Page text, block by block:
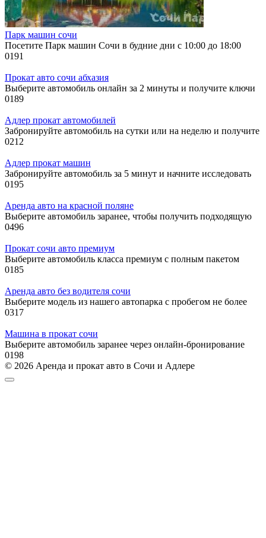
Парк машин сочи
Посетите Парк машин Сочи в будние дни с 10:00 до 18:00
0191
Прокат авто сочи абхазия
Выберите автомобиль онлайн за 2 минуты и получите ключи
0189
Адлер прокат автомобилей
Забронируйте автомобиль на сутки или на неделю и получите
0212
Адлер прокат машин
Забронируйте автомобиль за 5 минут и начните исследовать
0195
Аренда авто на красной поляне
Выберите автомобиль заранее, чтобы получить подходящую
0496
Прокат сочи авто премиум
Выберите автомобиль класса премиум с полным пакетом
0185
Аренда авто без водителя сочи
Выберите модель из нашего автопарка с пробегом не более
0317
Машина в прокат сочи
Выберите автомобиль заранее через онлайн-бронирование
0198
© 2026 Аренда и прокат авто в Сочи и Адлере